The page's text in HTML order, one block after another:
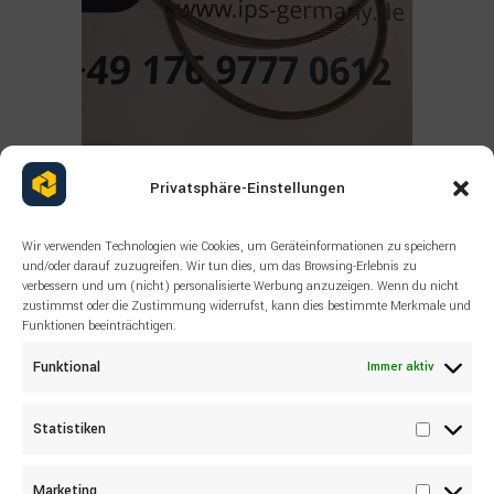
Privatsphäre-Einstellungen
Wir verwenden Technologien wie Cookies, um Geräteinformationen zu speichern
und/oder darauf zuzugreifen. Wir tun dies, um das Browsing-Erlebnis zu
verbessern und um (nicht) personalisierte Werbung anzuzeigen. Wenn du nicht
zustimmst oder die Zustimmung widerrufst, kann dies bestimmte Merkmale und
Funktionen beeinträchtigen.
Funktional Immer aktiv
Statistiken
ALLE PRODUKTE,SANDVIK,SONSTIGES
DL321 HL710S